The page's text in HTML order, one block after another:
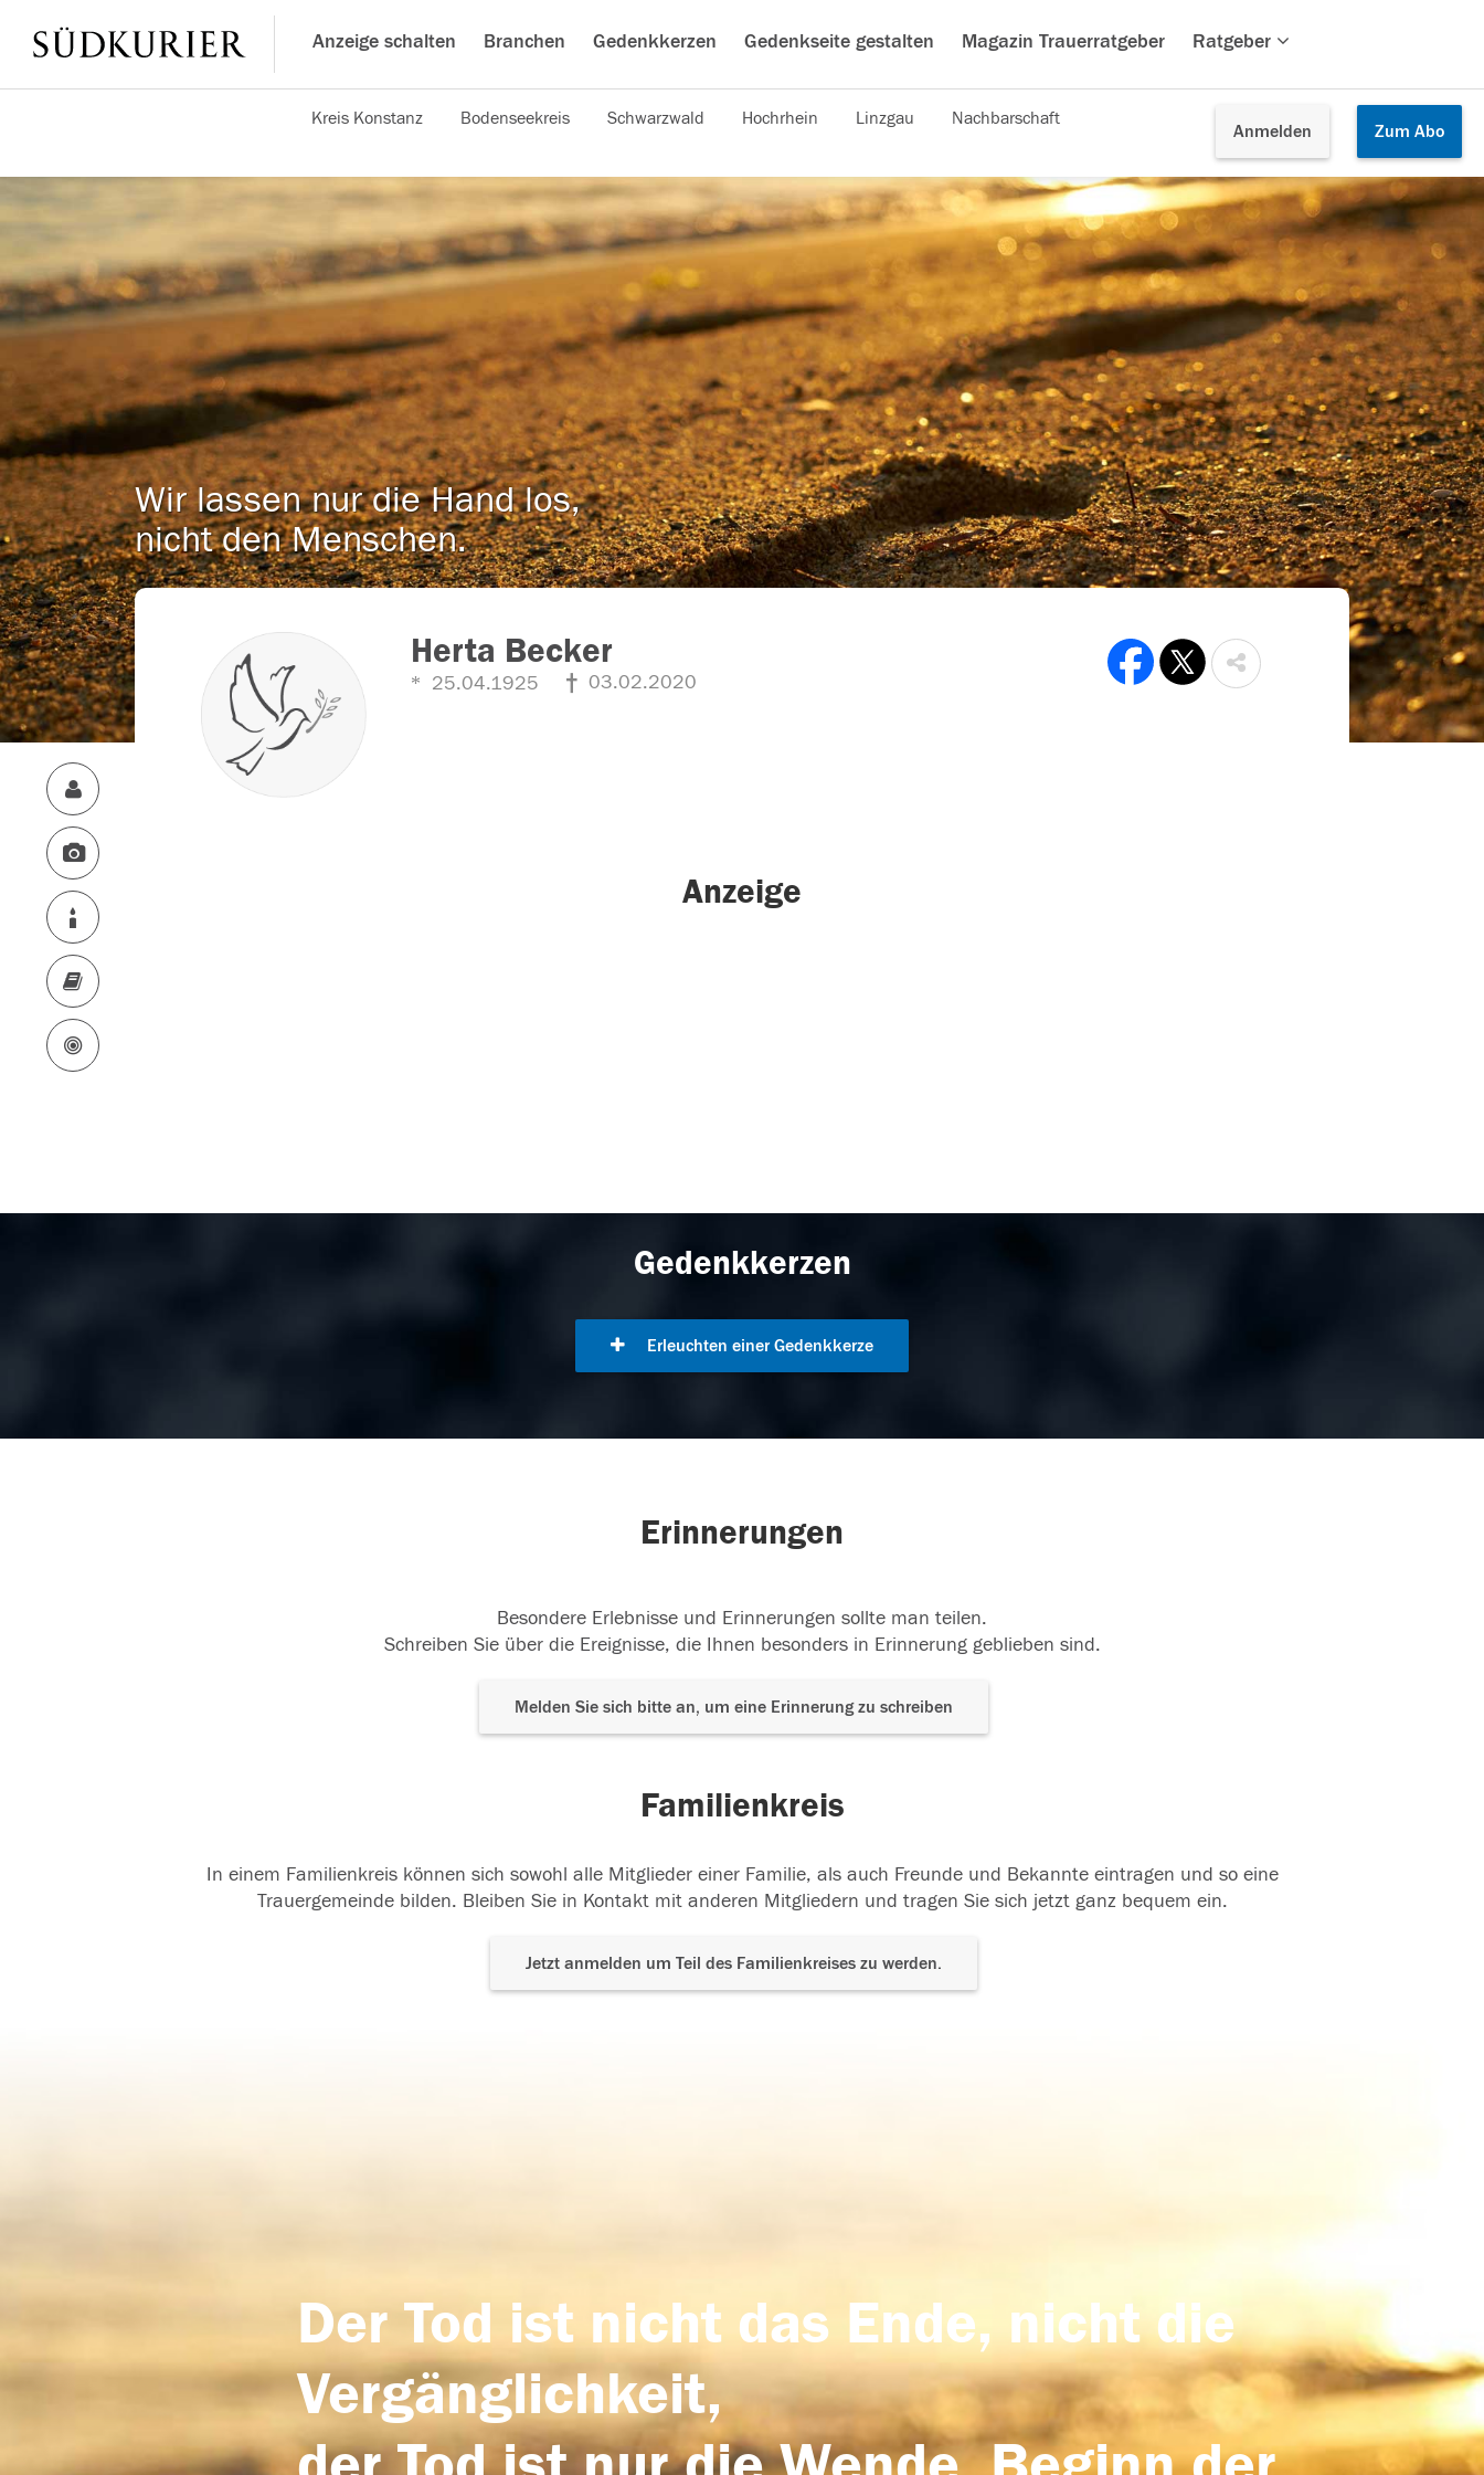
Anzeige schalten Branchen Gedenkkerzen Gedenkseite gestalten Magazin Trauerratgeber Ratgeber
Anmelden Zum Abo
Kreis Konstanz Bodenseekreis Schwarzwald Hochrhein Linzgau Nachbarschaft
Wir lassen nur die Hand los,
nicht den Menschen.
Herta Becker
25.04.1925 03.02.2020
Anzeige
Gedenkkerzen
Erleuchten einer Gedenkkerze
Erinnerungen
Besondere Erlebnisse und Erinnerungen sollte man teilen.
Schreiben Sie über die Ereignisse, die Ihnen besonders in Erinnerung geblieben sind.
Melden Sie sich bitte an, um eine Erinnerung zu schreiben
Familienkreis
In einem Familienkreis können sich sowohl alle Mitglieder einer Familie, als auch Freunde und Bekannte eintragen und so eine
Trauergemeinde bilden. Bleiben Sie in Kontakt mit anderen Mitgliedern und tragen Sie sich jetzt ganz bequem ein.
Jetzt anmelden um Teil des Familienkreises zu werden.
Der Tod ist nicht das Ende, nicht die
Vergänglichkeit,